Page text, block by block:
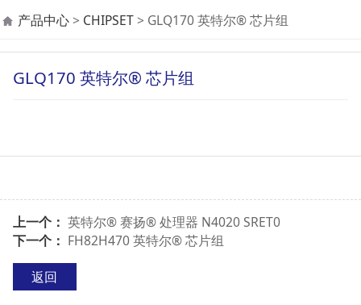
GLQ170 英特尔® 芯片
组
产品中心> CHIPSET> GLQ170 英特尔® 芯片组
GLQ170 英特尔® 芯片组
上一个： 英特尔® 赛扬® 处理器 N4020 SRET0
下一个： FH82H470 英特尔® 芯片组
返回